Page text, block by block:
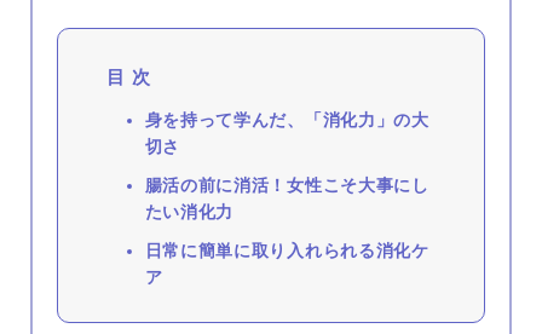
目 次
身を持って学んだ、「消化力」の大
切さ
腸活の前に消活！女性こそ大事にし
たい消化力
日常に簡単に取り入れられる消化ケ
ア